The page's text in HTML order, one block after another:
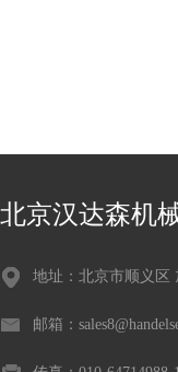
北京汉达森机
地址：北京市顺义区
邮箱：